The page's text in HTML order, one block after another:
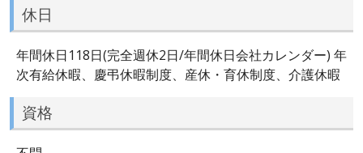
休日
年間休日118日(完全週休2日/年間休日会社カレンダー) 年
次有給休暇、慶弔休暇制度、産休・育休制度、介護休暇
資格